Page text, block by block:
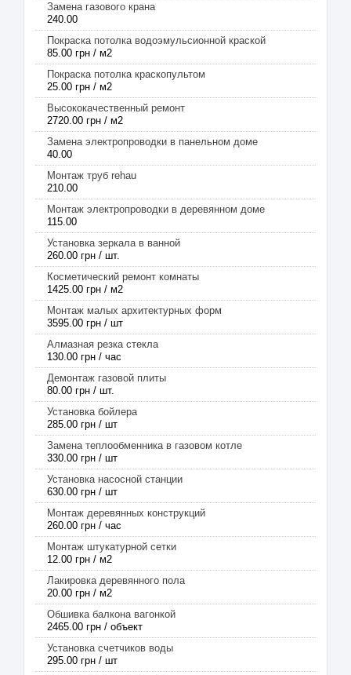
Замена газового крана
240.00
Покраска потолка водоэмульсионной краской
85.00 грн / м2
Покраска потолка краскопультом
25.00 грн / м2
Высококачественный ремонт
2720.00 грн / м2
Замена электропроводки в панельном доме
40.00
Монтаж труб rehau
210.00
Монтаж электропроводки в деревянном доме
115.00
Установка зеркала в ванной
260.00 грн / шт.
Косметический ремонт комнаты
1425.00 грн / м2
Монтаж малых архитектурных форм
3595.00 грн / шт
Алмазная резка стекла
130.00 грн / час
Демонтаж газовой плиты
80.00 грн / шт.
Установка бойлера
285.00 грн / шт
Замена теплообменника в газовом котле
330.00 грн / шт
Установка насосной станции
630.00 грн / шт
Монтаж деревянных конструкций
260.00 грн / час
Монтаж штукатурной сетки
12.00 грн / м2
Лакировка деревянного пола
20.00 грн / м2
Обшивка балкона вагонкой
2465.00 грн / объект
Установка счетчиков воды
295.00 грн / шт